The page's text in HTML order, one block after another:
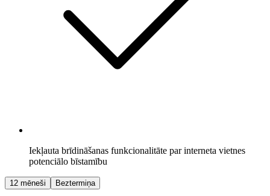
Iekļauta brīdināšanas funkcionalitāte par interneta vietnes
potenciālo bīstamību
12 mēneši Beztermiņa